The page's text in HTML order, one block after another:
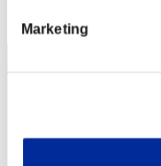
Marketing
3